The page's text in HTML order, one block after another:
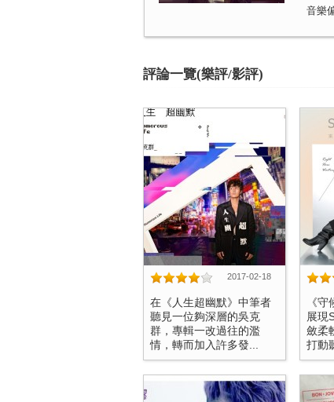
音樂
評論一覽(樂評/影評)
2017-02-18
在《人生超幽默》中筆者
聽見一位夠深層的吳克
群，專輯一改過往的濫
情，轉而加入許多發...
《
展現
斂柔
打動